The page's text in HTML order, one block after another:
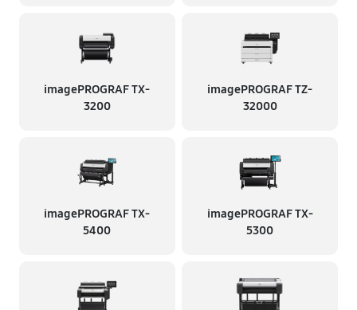
imagePROGRAF TX-
3200
imagePROGRAF TZ-
32000
imagePROGRAF TX-
5400
imagePROGRAF TX-
5300